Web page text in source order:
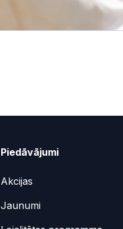
Piedāvājumi
Akcijas
Jaunumi